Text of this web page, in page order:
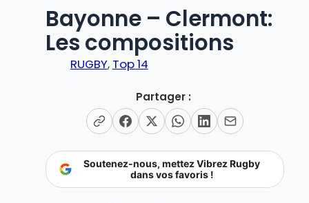
Bayonne – Clermont:
Les compositions
RUGBY, Top 14
Partager :
Soutenez-nous, mettez Vibrez Rugby
dans vos favoris !